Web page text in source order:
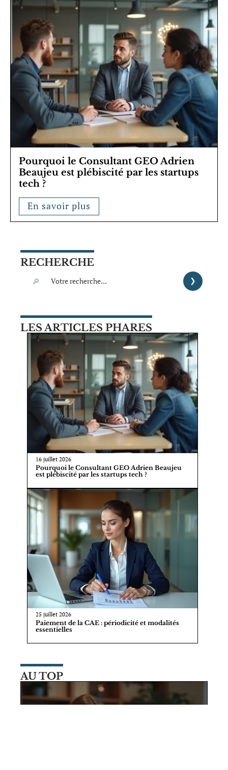
Pourquoi le Consultant GEO Adrien
Beaujeu est plébiscité par les startups
tech ?
En savoir plus
RECHERCHE
LES ARTICLES PHARES
16 juillet 2026
Pourquoi le Consultant GEO Adrien Beaujeu
est plébiscité par les startups tech ?
25 juillet 2026
Paiement de la CAE : périodicité et modalités
essentielles
AU TOP
21 juillet 2026